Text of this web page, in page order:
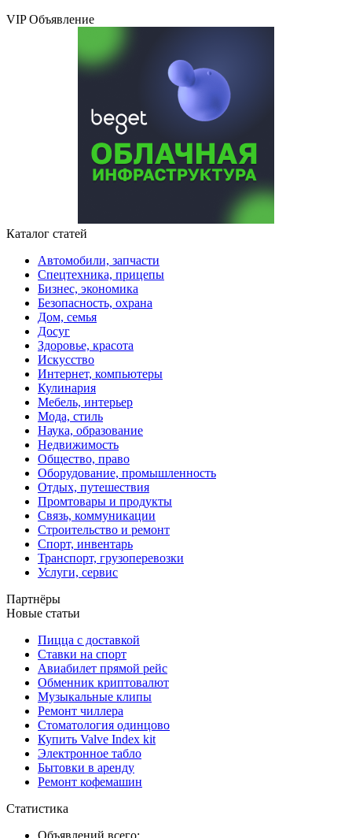
VIP Объявление
Каталог статей
Автомобили, запчасти
Спецтехника, прицепы
Бизнес, экономика
Безопасность, охрана
Дом, семья
Досуг
Здоровье, красота
Искусство
Интернет, компьютеры
Кулинария
Мебель, интерьер
Мода, стиль
Наука, образование
Недвижимость
Общество, право
Оборудование, промышленность
Отдых, путешествия
Промтовары и продукты
Связь, коммуникации
Строительство и ремонт
Спорт, инвентарь
Транспорт, грузоперевозки
Услуги, сервис
Партнёры
Новые статьи
Пицца с доставкой
Ставки на спорт
Авиабилет прямой рейс
Обменник криптовалют
Музыкальные клипы
Ремонт чиллера
Стоматология одинцово
Купить Valve Index kit
Электронное табло
Бытовки в аренду
Ремонт кофемашин
Статистика
Объявлений всего: